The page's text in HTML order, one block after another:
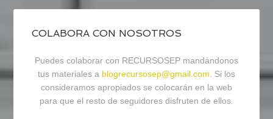
COLABORA CON NOSOTROS
Puedes colaborar con RECURSOSEP mandándonos
tus materiales a blogrecursosep@gmail.com. Si los
consideramos apropiados se colocarán en la web
para que el resto de seguidores disfruten de ellos.